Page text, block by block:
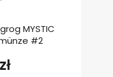
MYSTIC
#2
zł